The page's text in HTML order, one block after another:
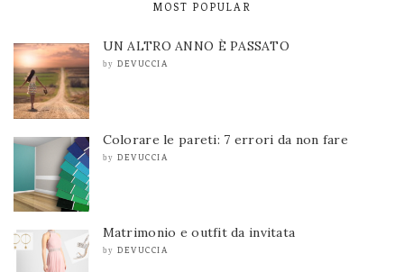
MOST POPULAR
UN ALTRO ANNO È PASSATO
by DEVUCCIA
Colorare le pareti: 7 errori da non fare
by DEVUCCIA
Matrimonio e outfit da invitata
by DEVUCCIA